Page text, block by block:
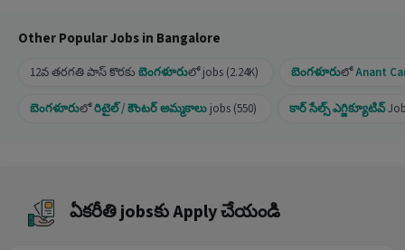
ఏమి చేస్తుంది?
Ans :
ఇది మంచి అవకాశం ఎందుకంటే ఈ job కు
₹20,000-₹55,000 నెలకు జీతం ఉంది, ఇది ఒక Full Time
job మరియు 25 openings ఉన్నాయి.
Other Popular Jobs in Bangalore
12వ తరగతి పాస్ కొరకు బెంగళూరులో jobs (2.24K) బెంగళూరులోAnant
బెంగళూరులోరిటైల్ / కౌంటర్ అమ్మకాలు jobs (550) కార్ సేల్స్ ఎగ్జిక్యూటివ్
ఏకరీతి jobsకు Apply చేయండి